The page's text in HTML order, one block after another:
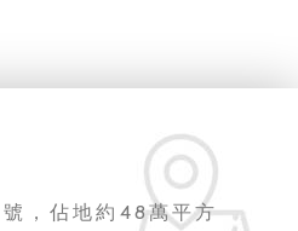
，佔地約48萬平方